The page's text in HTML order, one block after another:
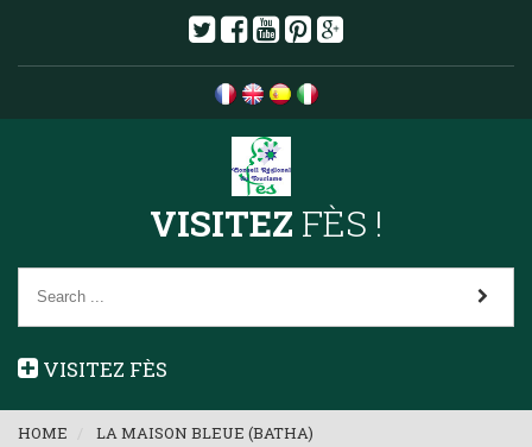
VISITEZ FÈS !
VISITEZ FÈS
HOME LA MAISON BLEUE (BATHA)